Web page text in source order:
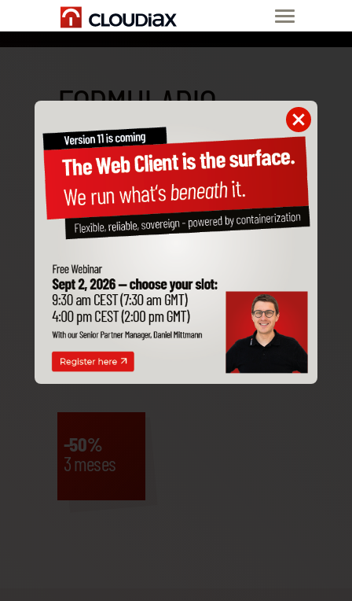
FORMULARIO
DE PEDIDO
Por favor, selecciona primero
el producto que deseas pedir:
SAP Business One en la Nube
Servidor de Aplicaciones
Servidor IA
LLM Administrado
-50%
3 meses